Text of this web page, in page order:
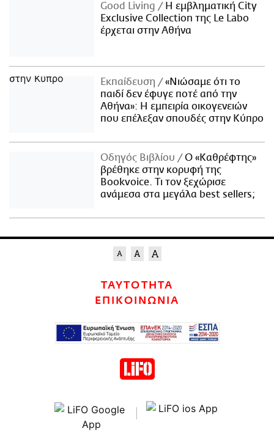
Good Living
Η εμβληματική City
Exclusive Collection της Le Labo
έρχεται στην Αθήνα
Εκπαίδευση
«Νιώσαμε ότι το
παιδί δεν έφυγε ποτέ από την
Αθήνα»: Η εμπειρία οικογενειών
που επέλεξαν σπουδές στην Κύπρο
Οδηγός Βιβλίου
Ο «Καθρέφτης»
βρέθηκε στην κορυφή της
Bookvoice. Τι τον ξεχώρισε
ανάμεσα στα μεγάλα best sellers;
ΤΑΥΤΟΤΗΤΑ
ΕΠΙΚΟΙΝΩΝΙΑ